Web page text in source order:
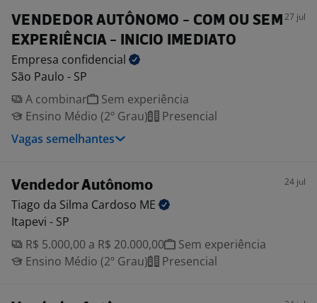
VENDEDOR AUTÔNOMO - COM OU SEM
EXPERIÊNCIA - INICIO IMEDIATO
27 jul
Empresa confidencial
São Paulo - SP
A combinar
Sem experiência
Ensino Médio (2º Grau)
Presencial
Vagas semelhantes
Vendedor Autônomo 24 jul
Tiago da Silma Cardoso ME
Itapevi - SP
R$ 5.000,00 a R$ 20.000,00
Sem experiência
Ensino Médio (2º Grau)
Presencial